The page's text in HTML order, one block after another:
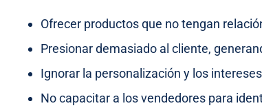
Ofrecer productos que no tengan
Presionar demasiado al cliente,
Ignorar la personalización y los
No capacitar a los vendedores para